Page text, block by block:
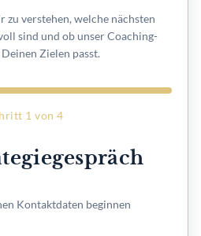
zu verstehen, welche nächsten
sind und ob unser Coaching-
Deinen Zielen passt.
1 von 4
Kontaktdaten beginnen